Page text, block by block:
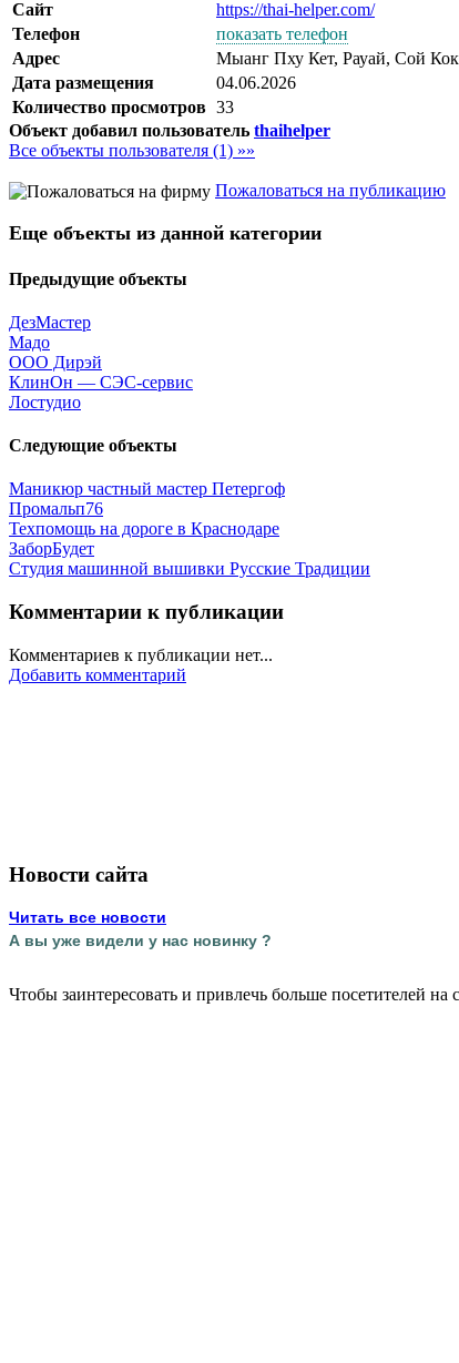
Сайт
https://thai-helper.com/
Телефон
показать телефон
Адрес
Мыанг Пху Кет, Рауай, Сой
Дата размещения
04.06.2026
Количество просмотров 33
Объект добавил пользователь thaihelper
Все объекты пользователя (1) »»
Пожаловаться на публикацию
Еще объекты из данной категории
Предыдущие объекты
ДезМастер
Мадо
ООО Дирэй
КлинОн — СЭС-сервис
Лостудио
Следующие объекты
Маникюр частный мастер Петергоф
Промальп76
Техпомощь на дороге в Краснодаре
ЗаборБудет
Студия машинной вышивки Русские Традиции
Комментарии к публикации
Комментариев к публикации нет...
Добавить комментарий
Новости сайта
Читать все новости
А вы уже видели у нас новинку ?
Чтобы заинтересовать и привлечь больше посетителей